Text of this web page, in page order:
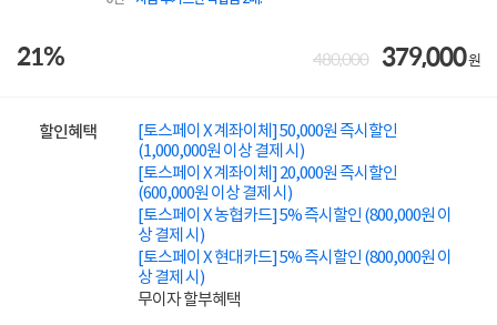
21% 480,000 379,000원
할인혜택
[토스페이 X 계좌이체] 50,000원 즉시할인
(1,000,000원 이상 결제 시)
[토스페이 X 계좌이체] 20,000원 즉시할인
(600,000원 이상 결제 시)
[토스페이 X 농협카드] 5% 즉시할인 (800,000원 이
상 결제 시)
[토스페이 X 현대카드] 5% 즉시할인 (800,000원 이
상 결제 시)
무이자 할부혜택